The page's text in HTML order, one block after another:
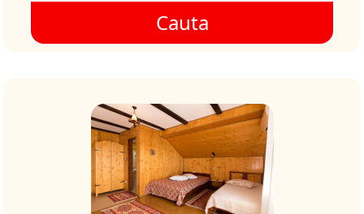
Cauta